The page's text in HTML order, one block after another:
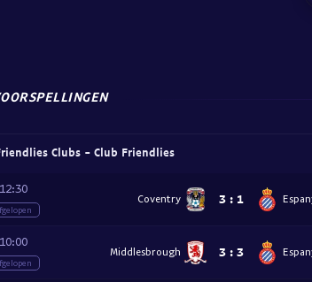
Clubs - Club Friendlies
12:30
Coventry 3 : 1
10:00
Middlesbrough 3 : 3